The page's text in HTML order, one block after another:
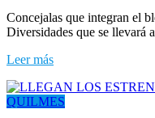
Concejalas que integran el
Diversidades que se llevará
Leer más
QUILMES